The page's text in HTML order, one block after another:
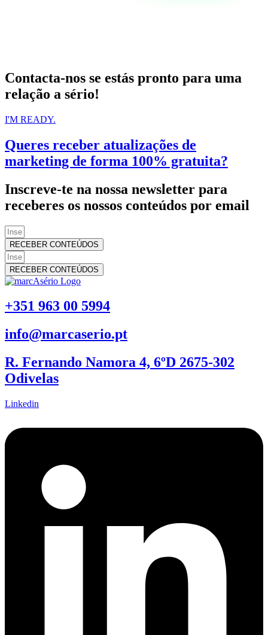
Contacta-nos se estás pronto para uma
relação a sério!
I'M READY.
Queres receber atualizações de
marketing de forma 100% gratuita?
Inscreve-te na nossa newsletter para
receberes os nossos conteúdos por email
RECEBER CONTEÚDOS
RECEBER CONTEÚDOS
+351 963 00 5994
info@marcaserio.pt
R. Fernando Namora 4, 6ºD 2675-302
Odivelas
Linkedin